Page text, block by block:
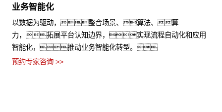
业务智能化
以数据为驱动，整合场景、算法、算
力，拓展平台认知边界，实现流程自动化和应用
智能化，推动业务智能化转型。
预约专家咨询 >>